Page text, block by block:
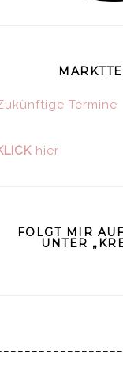
Termine
hier
FOLGT MIR
UNTER